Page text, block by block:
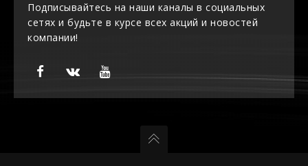
Подписывайтесь на наши каналы в социальных
сетях и будьте в курсе всех акций и новостей
компании!